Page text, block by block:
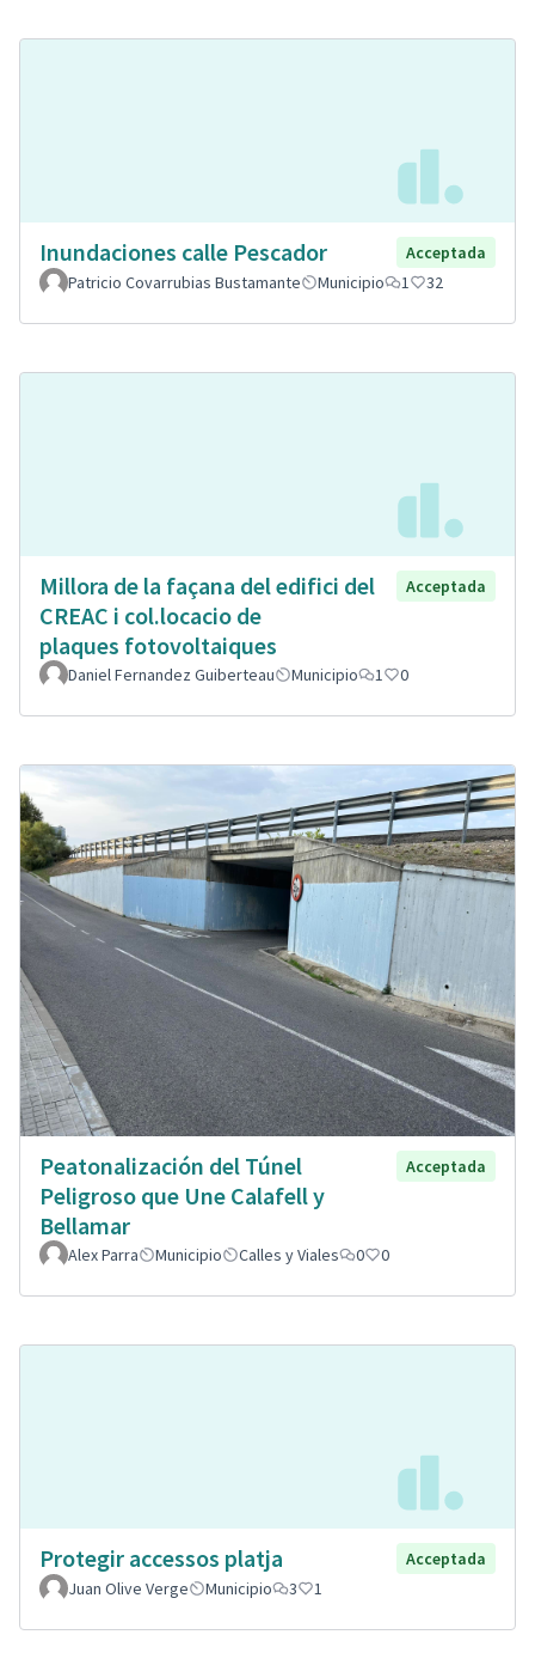
Inundaciones calle Pescador
Acceptada
Patricio Covarrubias Bustamante
Municipio 1 32
Millora de la façana del edifici del
CREAC i col.locacio de
plaques fotovoltaiques
Acceptada
Daniel Fernandez Guiberteau Municipio 1 0
Peatonalización del Túnel
Peligroso que Une Calafell y
Bellamar
Acceptada
Alex Parra Municipio Calles y Viales 0 0
Protegir accessos platja
Acceptada
Juan Olive Verge
Municipio 3 1